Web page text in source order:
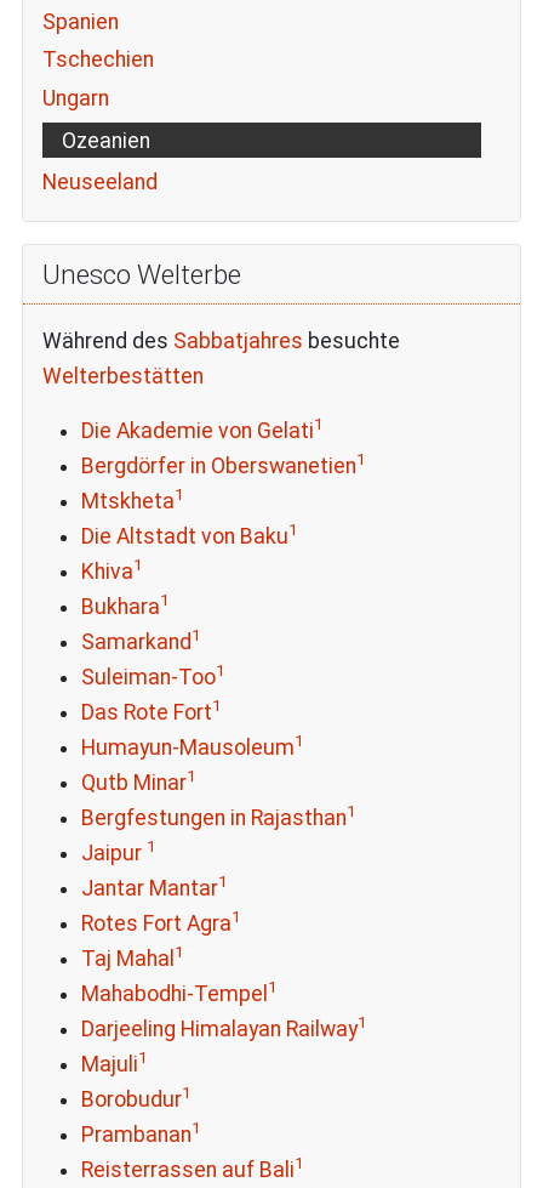
Spanien
Tschechien
Ungarn
Ozeanien
Neuseeland
Unesco Welterbe
Während des Sabbatjahres besuchte
Welterbestätten
Die Akademie von Gelati1
Bergdörfer in Oberswanetien1
Mtskheta1
Die Altstadt von Baku1
Khiva1
Bukhara1
Samarkand 1
Suleiman-Too1
Das Rote Fort1
Humayun-Mausoleum1
Qutb Minar1
Bergfestungen in Rajasthan1
Jaipur 1
Jantar Mantar1
Rotes Fort Agra1
Taj Mahal 1
Mahabodhi-Tempel 1
Darjeeling Himalayan Railway1
Majuli1
Borobudur1
Prambanan1
Reisterrassen auf Bali1